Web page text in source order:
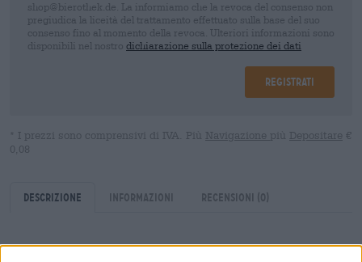
shop@bierothek.de. La informiamo che la revoca del consenso non
pregiudica la liceità del trattamento effettuato sulla base del suo
consenso fino al momento della revoca. Ulteriori informazioni sono
disponibili nel nostro dichiarazione sulla protezione dei dati
Registrati
* I prezzi sono comprensivi di IVA. Più Navigazione più Depositare €
0,08
Descrizione Informazioni Recensioni (0)